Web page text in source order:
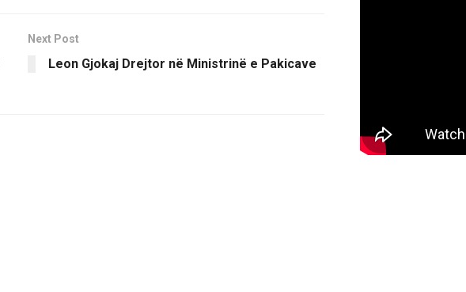
Next Post
Leon Gjokaj Drejtor në Ministrinë e Pakicave